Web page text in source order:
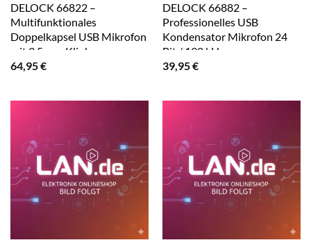
DELOCK 66822 –
Multifunktionales
Doppelkapsel USB Mikrofon
mit 3,5 mm Klinken
64,95€
DELOCK 66882 –
Professionelles USB
Kondensator Mikrofon 24
Bit / 192 kHz
39,95€